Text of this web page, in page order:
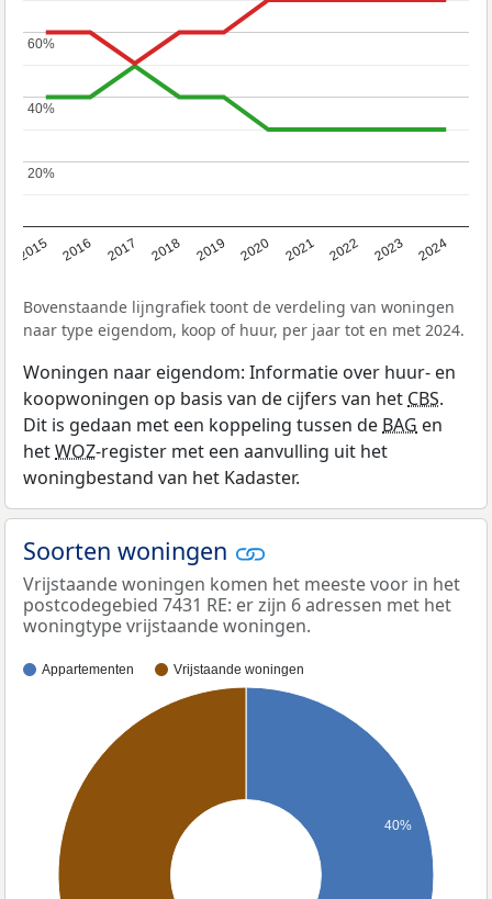
2015 2016 2017 2018 2019 2020 2021 2022 2023 2024
20%
20%
40%
40%
60%
60%
Bovenstaande lijngrafiek toont de verdeling van woningen
naar type eigendom, koop of huur, per jaar tot en met 2024.
Woningen naar eigendom: Informatie over huur- en
koopwoningen op basis van de cijfers van het CBS.
Dit is gedaan met een koppeling tussen de BAG en
hetWOZ-register met een aanvulling uit het
woningbestand van het Kadaster.
Soorten woningen
Vrijstaande woningen komen het meeste voor in het
postcodegebied 7431 RE: er zijn 6 adressen met het
woningtype vrijstaande woningen.
Appartementen Vrijstaande woningen
40%